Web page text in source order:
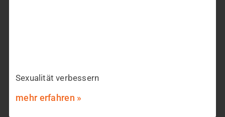
Sexualität verbessern
mehr erfahren »